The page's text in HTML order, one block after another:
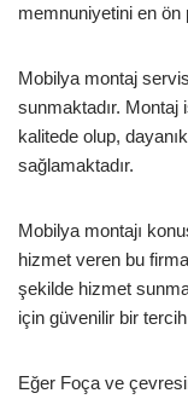
memnuniyetini en ön
Mobilya montaj
sunmaktadır. Montaj
kalitede olup,
sağlamaktadır.
Mobilya montajı
hizmet veren bu
şekilde hizmet
için güvenilir bir
Eğer Foça ve